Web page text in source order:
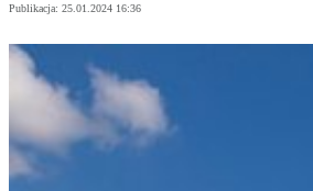
Publikacja: 25.01.2024 16:36